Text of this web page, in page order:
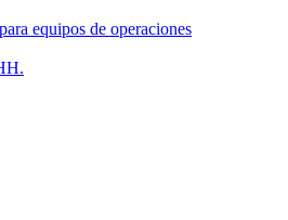
equipos de operaciones